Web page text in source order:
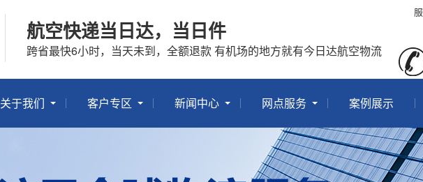
航空快递当日达，当日件
跨省最快6小时，当天未到，全额退款 有机场的地方就有今日达航空物流
关于我们 客户专区 新闻中心 网点服务 案例展示